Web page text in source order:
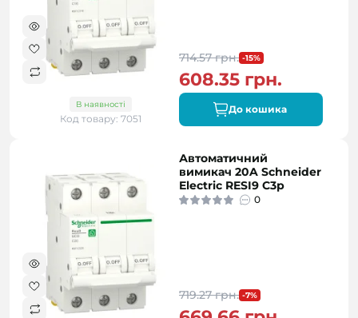
В наявності
Код товару: 7051
714.57 грн. -15%
608.35 грн.
До кошика
Автоматичний
вимикач 20A Schneider
Electric RESI9 C3р
0
719.27 грн. -7%